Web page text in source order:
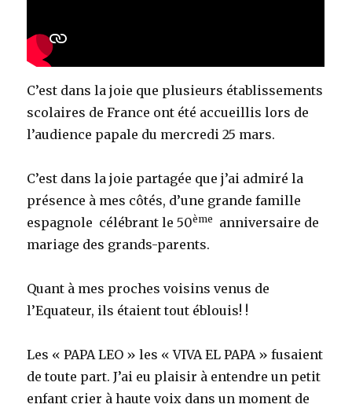
C’est dans la joie que plusieurs établissements
scolaires de France ont été accueillis lors de
l’audience papale du mercredi 25 mars.
C’est dans la joie partagée que j’ai admiré la
présence à mes côtés, d’une grande famille
espagnole célébrant le 50ème
anniversaire de
mariage des grands-parents.
Quant à mes proches voisins venus de
l’Equateur, ils étaient tout éblouis! !
Les « PAPA LEO » les « VIVA EL PAPA » fusaient
de toute part. J’ai eu plaisir à entendre un petit
enfant crier à haute voix dans un moment de